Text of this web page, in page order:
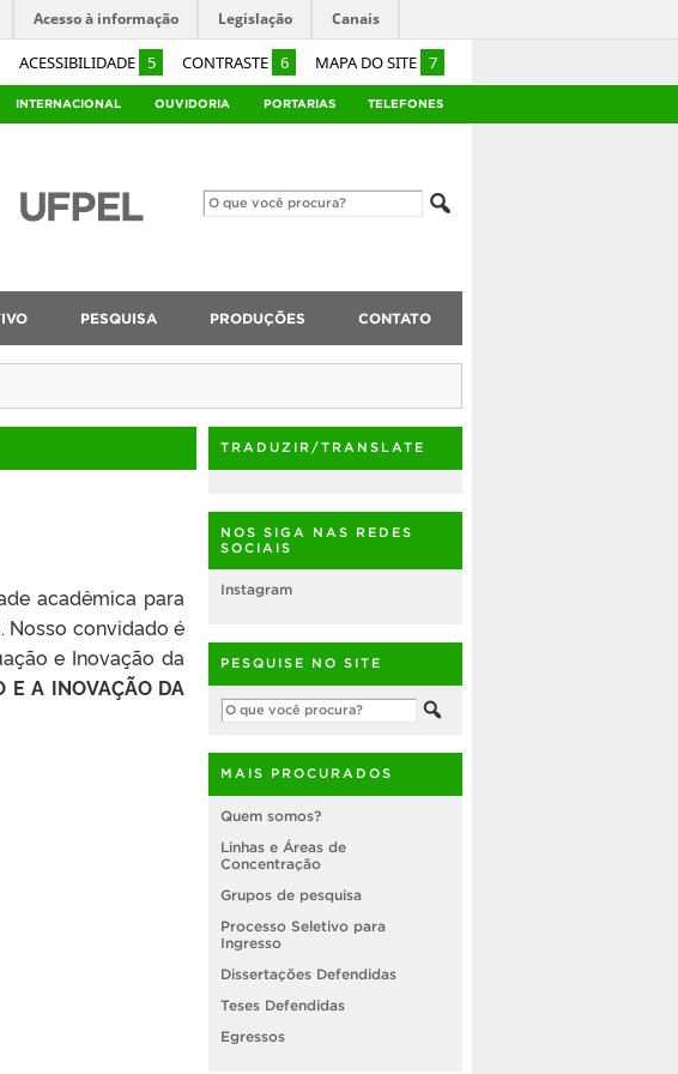
ACESSIBILIDADE 5 CONTRASTE 6 MAPA DO SITE 7
Acesso à informação Legislação Canais
INTERNACIONAL OUVIDORIA PORTARIAS TELEFONES
PESQUISA PRODUÇÕES CONTATO
acadêmica para
Nosso convidado é
e Inovação da
E A INOVAÇÃO DA
TRADUZIR/TRANSLATE
NOS SIGA NAS REDES
SOCIAIS
Instagram
PESQUISE NO SITE
MAIS PROCURADOS
Quem somos?
Linhas e Áreas de
Concentração
Grupos de pesquisa
Processo Seletivo para
Ingresso
Dissertações Defendidas
Teses Defendidas
Egressos